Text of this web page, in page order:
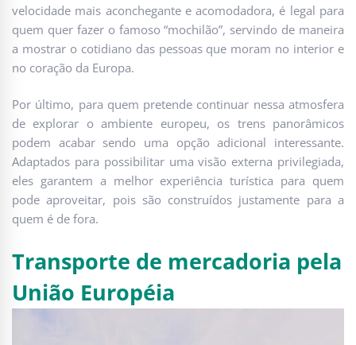
velocidade mais aconchegante e acomodadora, é legal para
quem quer fazer o famoso “mochilão”, servindo de maneira
a mostrar o cotidiano das pessoas que moram no interior e
no coração da Europa.
Por último, para quem pretende continuar nessa atmosfera
de explorar o ambiente europeu, os trens panorâmicos
podem acabar sendo uma opção adicional interessante.
Adaptados para possibilitar uma visão externa privilegiada,
eles garantem a melhor experiência turística para quem
pode aproveitar, pois são construídos justamente para a
quem é de fora.
Transporte de mercadoria pela
União Européia